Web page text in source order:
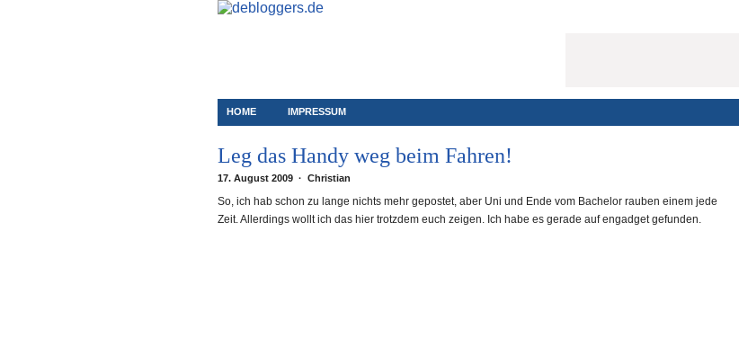
HOME IMPRESSUM
Leg das Handy weg beim Fahren!
17. August 2009 · Christian
So, ich hab schon zu lange nichts mehr gepostet, aber Uni und Ende vom Bachelor rauben einem jede
Zeit. Allerdings wollt ich das hier trotzdem euch zeigen. Ich habe es gerade auf engadget gefunden.